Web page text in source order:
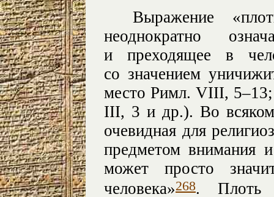
Выражение
неоднократно
и преходящее в
со значением
место Римл. VIII,
III, 3 и др.). Во всяком
очевидная для
предметом внимания
может просто
человека»268. Плоть